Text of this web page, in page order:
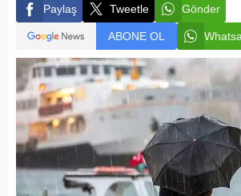
Paylaş Tweetle Gönder
ABONE OL